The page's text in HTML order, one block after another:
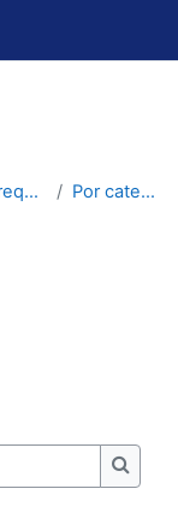
Perguntas Frequentes Por categoria
Buscar